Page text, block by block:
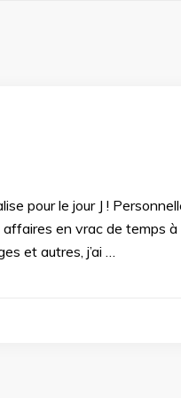
pour le jour J !
en vrac de temps à
et autres, j’ai …